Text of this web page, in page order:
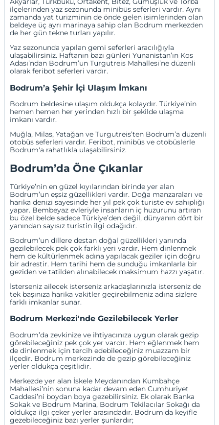
ilçelerinden yaz sezonunda minibüs seferleri vardır. Aynı
zamanda yat turizminin de önde gelen isimlerinden olan
beldeye üç ayrı marinaya sahip olan Bodrum merkezden
de her gün tekne turları yapılır.
Yaz sezonunda yapılan gemi seferleri aracılığıyla
ulaşabilirsiniz. Haftanın bazı günleri Yunanistan’ın Kos
Adası’ndan Bodrum’un Turgutreis Mahallesi’ne düzenli
olarak feribot seferleri vardır.
Bodrum’a Şehir İçi Ulaşım İmkanı
Bodrum beldesine ulaşım oldukça kolaydır. Türkiye’nin
hemen hemen her yerinden hızlı bir şekilde ulaşma
imkanı vardır.
Muğla, Milas, Yatağan ve Turgutreis’ten Bodrum’a düzenli
otobüs seferleri vardır. Feribot, minibüs ve otobüslerle
Bodrum'a rahatlıkla ulaşabilirsiniz.
Bodrum’da Öne Çıkanlar
Türkiye’nin en güzel kıyılarından birinde yer alan
Bodrum’un eşsiz güzellikleri vardır. Doğa manzaraları ve
harika denizi sayesinde her yıl pek çok turiste ev sahipliği
yapar. Bembeyaz evleriyle insanların iç huzurunu artıran
bu özel belde sadece Türkiye’den değil, dünyanın dört bir
yanından sayısız turistin ilgi odağıdır.
Bodrum’un dillere destan doğal güzellikleri yanında
gezilebilecek pek çok farklı yeri vardır. Hem dinlenmek
hem de kültürlenmek adına yapılacak geziler için doğru
bir adrestir. Hem tarihi hem de sunduğu imkanlarla bir
geziden ve tatilden alınabilecek maksimum hazzı yaşatır.
İsterseniz ailecek isterseniz arkadaşlarınızla isterseniz de
tek başınıza harika vakitler geçirebilmeniz adına sizlere
farklı imkanlar sunar.
Bodrum Merkezi'nde Gezilebilecek Yerler
Bodrum’da zevkinize ve ihtiyacınıza uygun olarak gezip
görebileceğiniz pek çok yer vardır. Hem eğlenmek hem
de dinlenmek için tercih edebileceğiniz muazzam bir
ilçedir. Bodrum merkezinde de gezip görebileceğiniz
yerler oldukça çeşitlidir.
Merkezde yer alan İskele Meydanından Kumbahçe
Mahallesi’nin sonuna kadar devam eden Cumhuriyet
Caddesi’ni boydan boya gezebilirsiniz. Ek olarak Banka
Sokak ve Bodrum Marina, Bodrum Tekilacılar Sokağı da
oldukça ilgi çeker yerler arasındadır. Bodrum'da keyifle
gezebileceğiniz bazı yerler şunlardır;